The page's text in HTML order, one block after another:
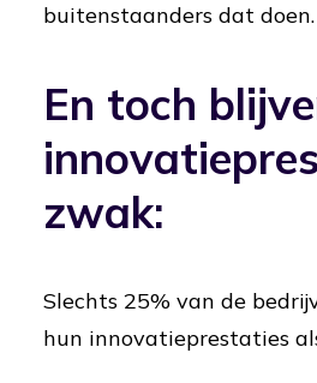
buitenstaanders dat doen.
En toch
zwak:
Slechts 25% van de
hun innovatieprestaties